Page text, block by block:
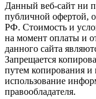
Данный веб-сайт ни
публичной офертой,
РФ. Стоимость и
на момент оплаты и
данного сайта
Запрещается
путем копирования
использование
правообладателя.